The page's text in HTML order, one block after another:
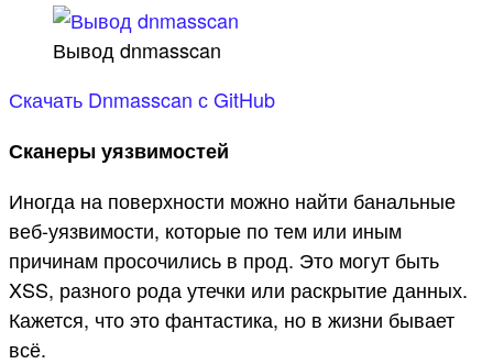
Вы­вод dnmasscan
Ска­чать Dnmasscan с GitHub
Сканеры уязвимостей
Иногда на поверхности можно найти банальные
веб-уязвимости, которые по тем или иным
причинам просочились в прод. Это могут быть
XSS, разного рода утечки или раскрытие данных.
Кажется, что это фантастика, но в жизни бывает
всё.